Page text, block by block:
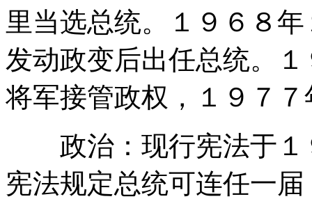
里当选总统。１９６８
发动政变后出任总统。
将军接管政权，１９７
政治：现行宪法于１
宪法规定总统可连任一